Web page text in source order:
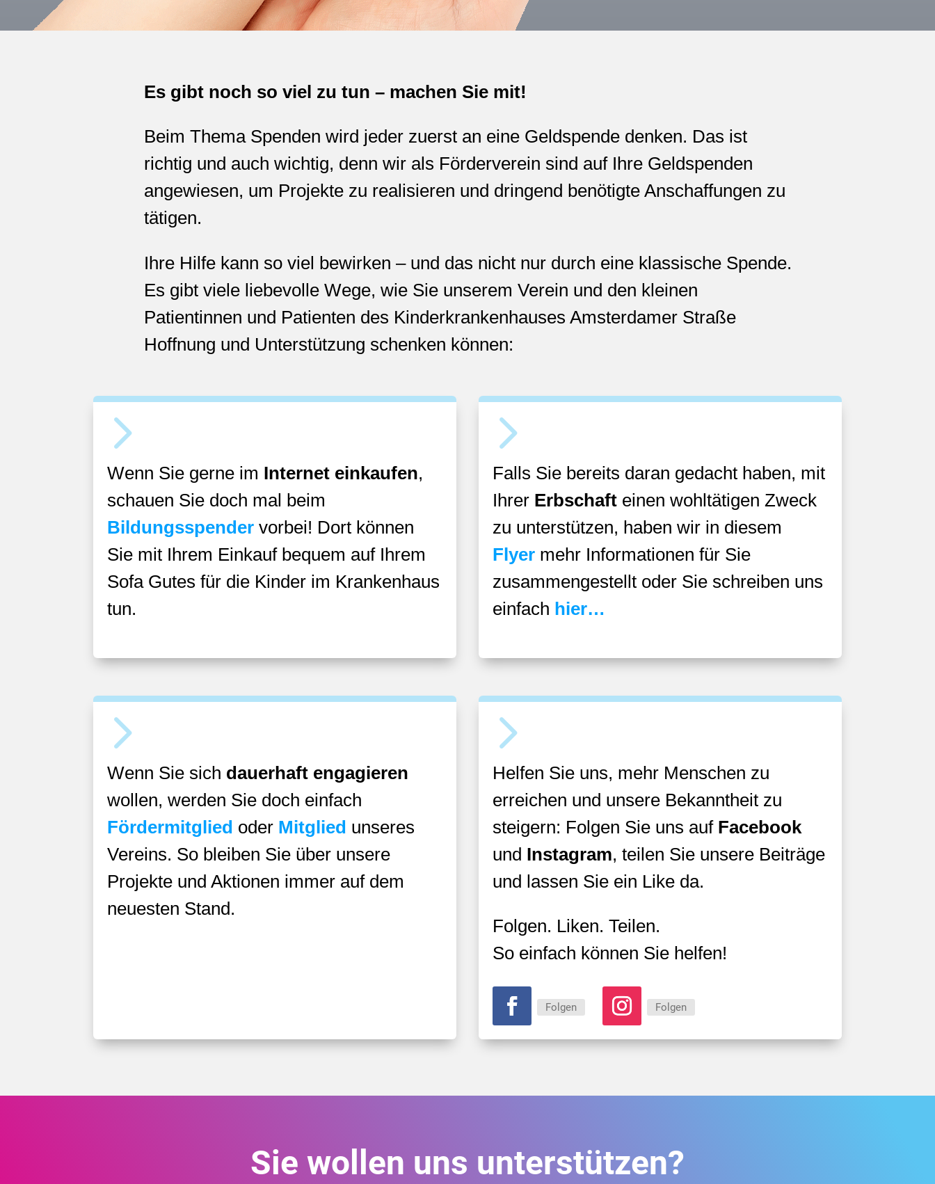
Es gibt noch so viel zu tun – machen Sie mit!
Beim Thema Spenden wird jeder zuerst an eine Geldspende denken. Das ist
richtig und auch wichtig, denn wir als Förderverein sind auf Ihre Geldspenden
angewiesen, um Projekte zu realisieren und dringend benötigte Anschaffungen zu
tätigen.
Ihre Hilfe kann so viel bewirken – und das nicht nur durch eine klassische Spende.
Es gibt viele liebevolle Wege, wie Sie unserem Verein und den kleinen
Patientinnen und Patienten des Kinderkrankenhauses Amsterdamer Straße
Hoffnung und Unterstützung schenken können:
5
Wenn Sie gerne im Internet einkaufen,
schauen Sie doch mal beim
Bildungsspender vorbei! Dort können
Sie mit Ihrem Einkauf bequem auf Ihrem
Sofa Gutes für die Kinder im Krankenhaus
tun.
5
Falls Sie bereits daran gedacht haben, mit
Ihrer Erbschaft einen wohltätigen Zweck
zu unterstützen, haben wir in diesem
Flyer mehr Informationen für Sie
zusammengestellt oder Sie schreiben uns
einfach hier…
5
Wenn Sie sich dauerhaft engagieren
wollen, werden Sie doch einfach
Fördermitglied oder Mitglied unseres
Vereins. So bleiben Sie über unsere
Projekte und Aktionen immer auf dem
neuesten Stand.
5
Helfen Sie uns, mehr Menschen zu
erreichen und unsere Bekanntheit zu
steigern: Folgen Sie uns auf Facebook
und Instagram, teilen Sie unsere Beiträge
und lassen Sie ein Like da.
Folgen. Liken. Teilen.
So einfach können Sie helfen!
Folgen Folgen
Sie wollen uns unterstützen?